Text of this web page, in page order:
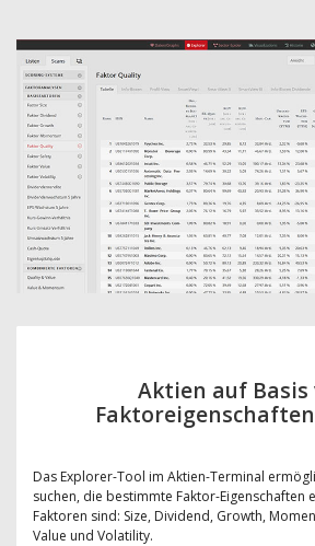
Aktien auf Basis
Das Explorer-Tool im Aktien-Terminal
suchen, die bestimmte Faktor-Eigenschaften
Faktoren sind: Size, Dividend, Growth,
Value und Volatility.